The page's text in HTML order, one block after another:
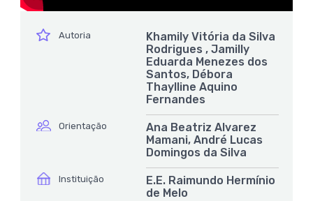
íconeAutoria
Khamily Vitória da Silva
Rodrigues , Jamilly
Eduarda Menezes dos
Santos, Débora
Thaylline Aquino
Fernandes
íconeOrientação
Ana Beatriz Alvarez
Mamani, André Lucas
Domingos da Silva
íconeInstituição
E.E. Raimundo Hermínio
de Melo